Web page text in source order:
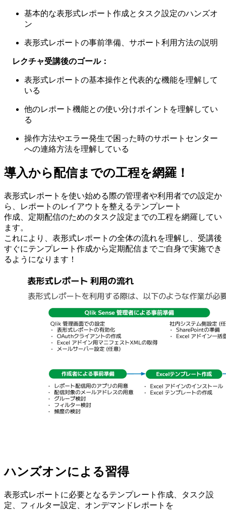
基本的な表形式レポート作成とタスク設定のハンズオ
ン
表形式レポートの事前準備、サポート利用方法の説明
レクチャ受講後のゴール：
表形式レポートの基本操作と代表的な機能を理解して
いる
他のレポート機能との使い分けポイントを理解してい
る
操作方法やエラー発生で困った時のサポートセンター
への連絡方法を理解している
導入から配信までの工程を網羅！
表形式レポートを使い始める際の管理者や利用者での設定か
ら、レポートのレイアウトを整えるテンプレート
作成、定期配信のためのタスク設定までの工程を網羅してい
ます。
これにより、表形式レポートの全体の流れを理解し、受講後
すぐにテンプレート作成から定期配信までご自身で実施でき
るようになります！
ハンズオンによる習得
表形式レポートに必要となるテンプレート作成、タスク設
定、フィルター設定、オンデマンドレポートを